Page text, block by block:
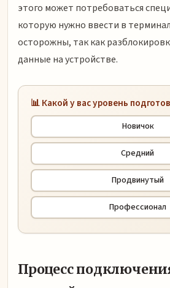
этого может потребоваться
которую нужно ввести в
осторожны, так как
данные на устройстве.
📊 Какой у вас уровень
Новичок
Средний
Продвинутый
Профессионал
Процесс